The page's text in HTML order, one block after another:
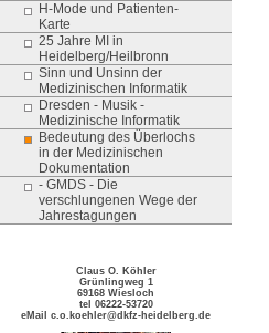
H-Mode und Patienten-
Karte
25 Jahre MI in
Heidelberg/Heilbronn
Sinn und Unsinn der
Medizinischen Informatik
Dresden - Musik -
Medizinische Informatik
Bedeutung des Überlochs
in der Medizinischen
Dokumentation
- GMDS - Die
verschlungenen Wege der
Jahrestagungen
Claus O. Köhler
Grünlingweg 1
69168 Wiesloch
tel 06222-53720
eMail c.o.koehler@dkfz-heidelberg.de